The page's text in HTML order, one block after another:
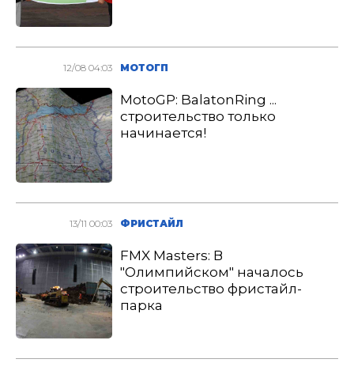
12/08 04:03 МОТОГП
MotoGP: BalatonRing ...
строительство только
начинается!
13/11 00:03 ФРИСТАЙЛ
FMX Masters: В
"Олимпийском" началось
строительство фристайл-
парка